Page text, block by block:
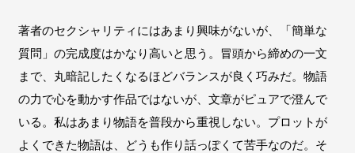
著者のセクシャリティにはあまり興味がないが、「簡単な
質問」の完成度はかなり高いと思う。冒頭から締めの一文
まで、丸暗記したくなるほどバランスが良く巧みだ。物語
の力で心を動かす作品ではないが、文章がピュアで澄んで
いる。私はあまり物語を普段から重視しない。プロットが
よくできた物語は、どうも作り話っぽくて苦手なのだ。そ